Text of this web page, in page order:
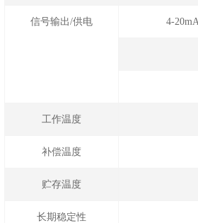
信号输出/供电 4-
工作温度
补偿温度
贮存温度
长期稳定性